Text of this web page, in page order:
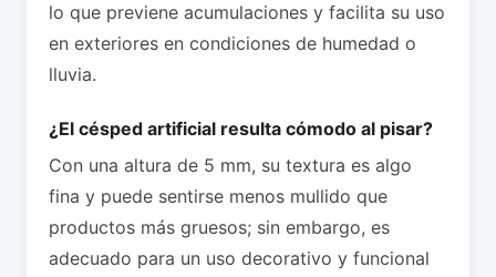
lo que previene acumulaciones y facilita su uso
en exteriores en condiciones de humedad o
lluvia.
¿El césped artificial resulta cómodo al pisar?
Con una altura de 5 mm, su textura es algo
fina y puede sentirse menos mullido que
productos más gruesos; sin embargo, es
adecuado para un uso decorativo y funcional